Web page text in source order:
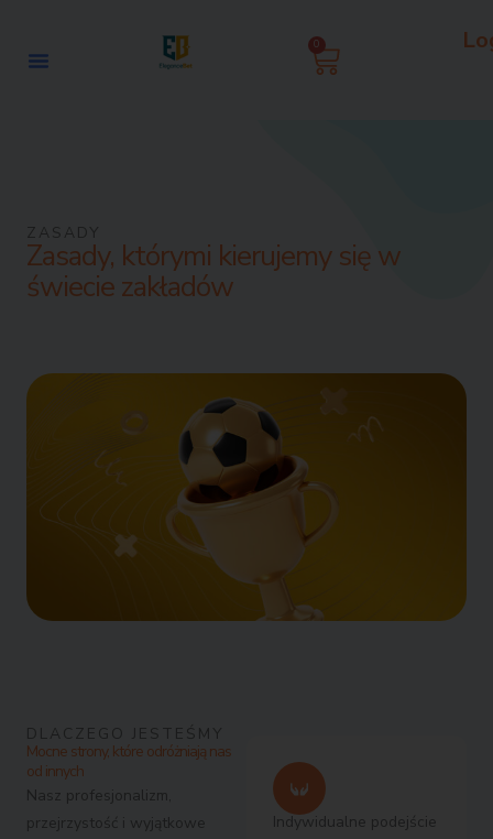
treści
0
Wózek
ZASADY
Zasady, którymi kierujemy się w
świecie zakładów
DLACZEGO JESTEŚMY
Mocne strony, które odróżniają nas
od innych
Nasz profesjonalizm,
przejrzystość i wyjątkowe
Indywidualne podejście